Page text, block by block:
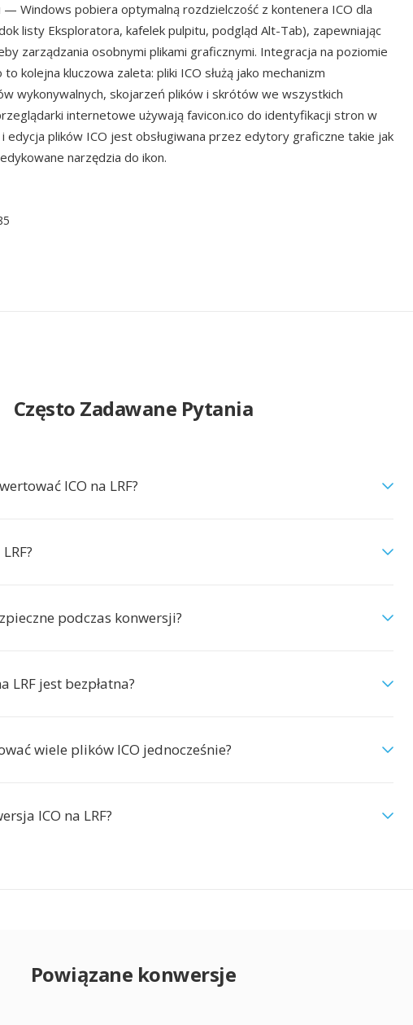
Windows pobiera optymalną rozdzielczość z kontenera ICO dla
listy Eksploratora, kafelek pulpitu, podgląd Alt-Tab), zapewniając
zarządzania osobnymi plikami graficznymi. Integracja na poziomie
kolejna kluczowa zaleta: pliki ICO służą jako mechanizm
wykonywalnych, skojarzeń plików i skrótów we wszystkich
internetowe używają favicon.ico do identyfikacji stron w
i edycja plików ICO jest obsługiwana przez edytory graficzne takie jak
narzędzia do ikon.
Często Zadawane Pytania
ICO na LRF?
podczas konwersji?
LRF jest bezpłatna?
wiele plików ICO jednocześnie?
ICO na LRF?
Powiązane konwersje